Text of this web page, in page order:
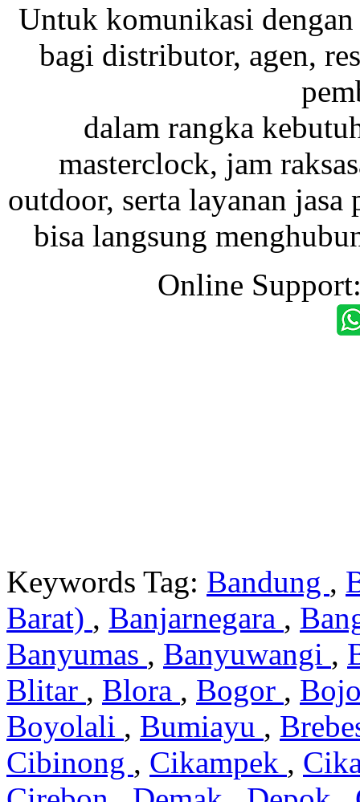
Untuk komunikasi dengan
bagi distributor, agen,
dalam rangka
masterclock, jam
outdoor, serta layanan
bisa langsung
Online
Keywords Tag: Bandung ,
Barat) , Banjarnegara ,
Banyumas , Banyuwangi ,
Blitar , Blora , Bogor ,
Boyolali , Bumiayu ,
Cibinong , Cikampek ,